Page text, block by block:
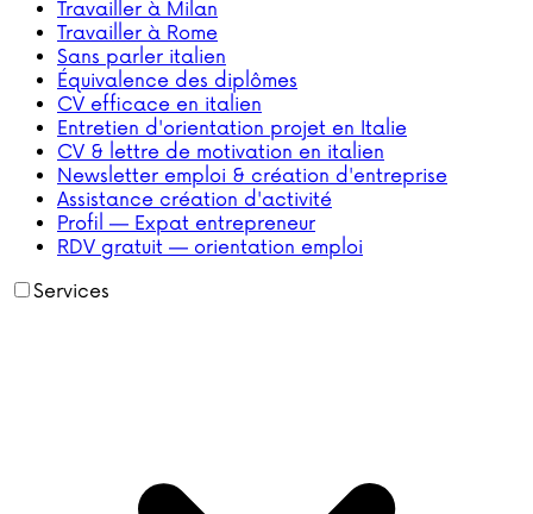
Travailler à Milan
Travailler à Rome
Sans parler italien
Équivalence des diplômes
CV efficace en italien
Entretien d'orientation projet en Italie
CV & lettre de motivation en italien
Newsletter emploi & création d'entreprise
Assistance création d'activité
Profil — Expat entrepreneur
RDV gratuit — orientation emploi
Services